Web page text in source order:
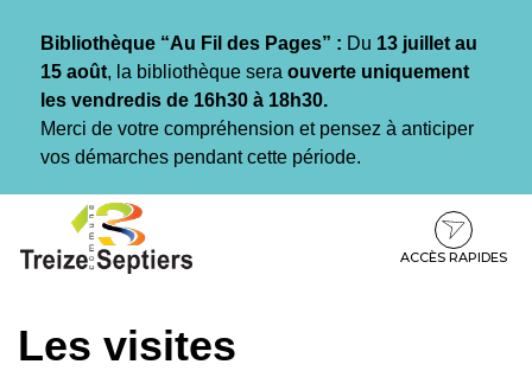
Bibliothèque “Au Fil des Pages” : Du 13 juillet au
15 août, la bibliothèque sera ouverte uniquement
les vendredis de 16h30 à 18h30.
Merci de votre compréhension et pensez à anticiper
vos démarches pendant cette période.
contenu
pied
ACCÈS RAPIDES
Les visites